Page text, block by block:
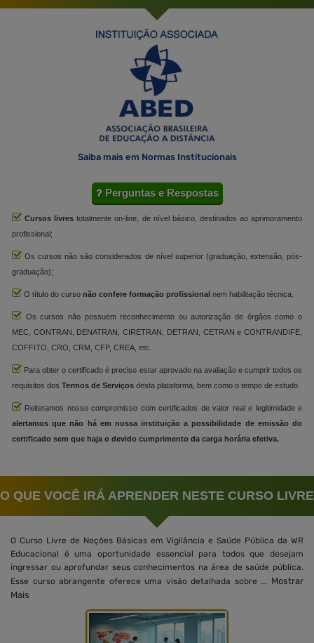
Saiba mais em Normas Institucionais
Perguntas e Respostas
Cursos livres totalmente on-line, de nível básico, destinados ao aprimoramento
profissional;
Os cursos não são considerados de nível superior (graduação, extensão, pós-
graduação);
O título do curso não confere formação profissional nem habilitação técnica.
Os cursos não possuem reconhecimento ou autorização de órgãos como o
MEC, CONTRAN, DENATRAN, CIRETRAN, DETRAN, CETRAN e CONTRANDIFE,
COFFITO, CRO, CRM, CFP, CREA, etc.
Para obter o certificado é preciso estar aprovado na avaliação e cumprir todos os
requisitos dos Termos de Serviços desta plataforma, bem como o tempo de estudo.
Reiteramos nosso compromisso com certificados de valor real e legitimidade e
alertamos que não há em nossa instituição a possibilidade de emissão do
certificado sem que haja o devido cumprimento da carga horária efetiva.
O QUE VOCÊ IRÁ APRENDER NESTE CURSO LIVRE
O Curso Livre de Noções Básicas em Vigilância e Saúde Pública da WR
Educacional é uma oportunidade essencial para todos que desejam
ingressar ou aprofundar seus conhecimentos na área de saúde pública.
Esse curso abrangente oferece uma visão detalhada sobre ... Mostrar
Mais